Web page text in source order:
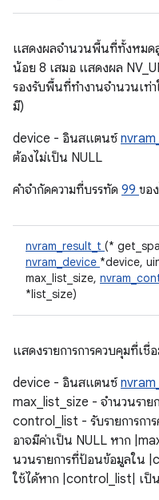
แสดงผลจํานวนพื้นที่ทั้งหมดสู
น้อย 8 เสมอ แสดงผล
รองรับพื้นที่ทำงานจำนวนเท่
มี)
device - อินสแตนซ์
ต้องไม่เป็น NULL
คําจํากัดความที่บรรทัด 99 ขอ
nvram_result_t (*
nvram_device *device,
max_list_size,
*list_size)
แสดงรายการการควบคุมที่เ
device - อินสแตนซ์
max_list_size - จํานวนราย
control_list - รับรายการกา
อาจมีค่าเป็น NULL หาก
นวนรายการที่ป้อนข้อมูลใน
ใช้ได้หาก |control_list| เป็